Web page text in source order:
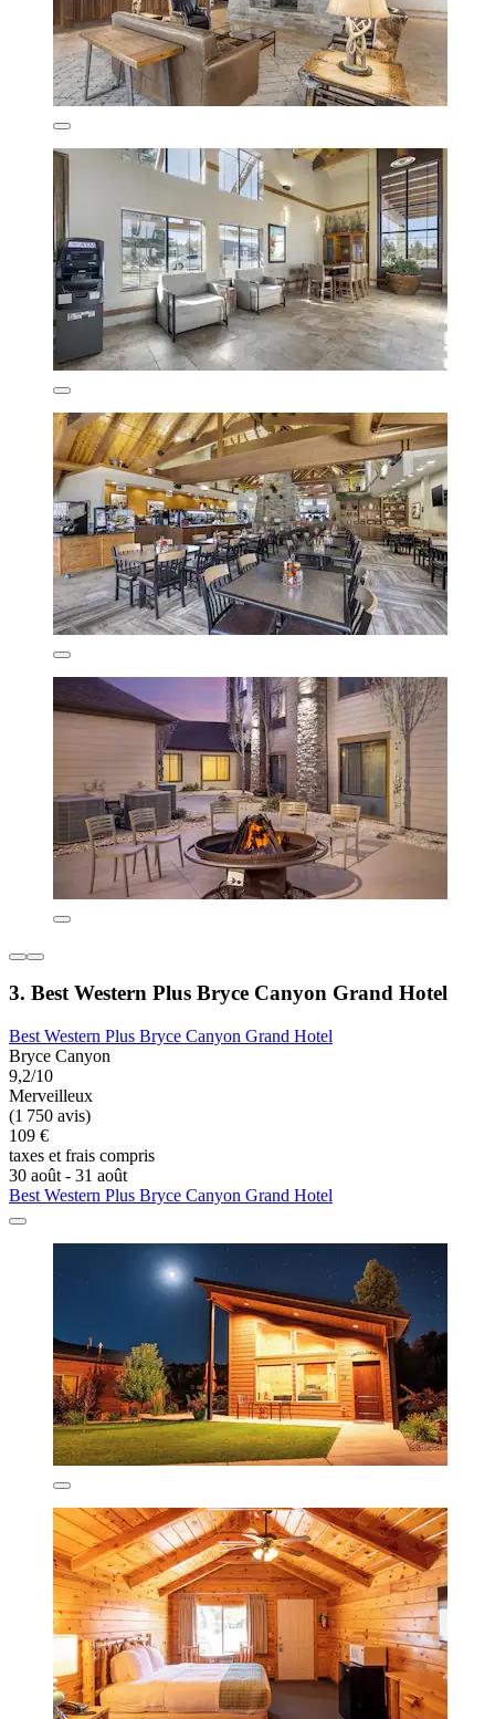
3. Best Western Plus Bryce Canyon Grand Hotel
Best Western Plus Bryce Canyon Grand Hotel
Bryce Canyon
9,2/10
Merveilleux
(1 750 avis)
109 €
taxes et frais compris
30 août - 31 août
Best Western Plus Bryce Canyon Grand Hotel